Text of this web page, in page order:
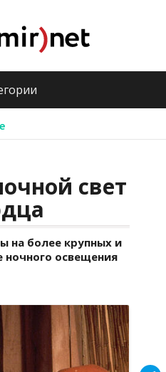
свет
на более крупных и
освещения